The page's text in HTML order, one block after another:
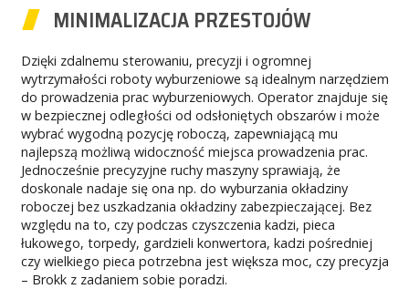
MINIMALIZACJA PRZESTOJÓW
Dzięki zdalnemu sterowaniu, precyzji i ogromnej
wytrzymałości roboty wyburzeniowe są idealnym narzędziem
do prowadzenia prac wyburzeniowych. Operator znajduje się
w bezpiecznej odległości od odsłoniętych obszarów i może
wybrać wygodną pozycję roboczą, zapewniającą mu
najlepszą możliwą widoczność miejsca prowadzenia prac.
Jednocześnie precyzyjne ruchy maszyny sprawiają, że
doskonale nadaje się ona np. do wyburzania okładziny
roboczej bez uszkadzania okładziny zabezpieczającej. Bez
względu na to, czy podczas czyszczenia kadzi, pieca
łukowego, torpedy, gardzieli konwertora, kadzi pośredniej
czy wielkiego pieca potrzebna jest większa moc, czy precyzja
– Brokk z zadaniem sobie poradzi.